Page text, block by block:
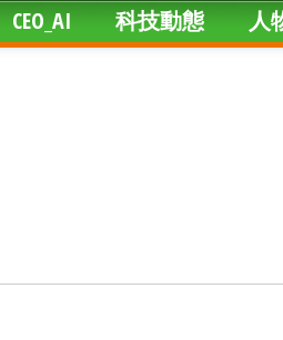
CEO_AI 科技動態 人